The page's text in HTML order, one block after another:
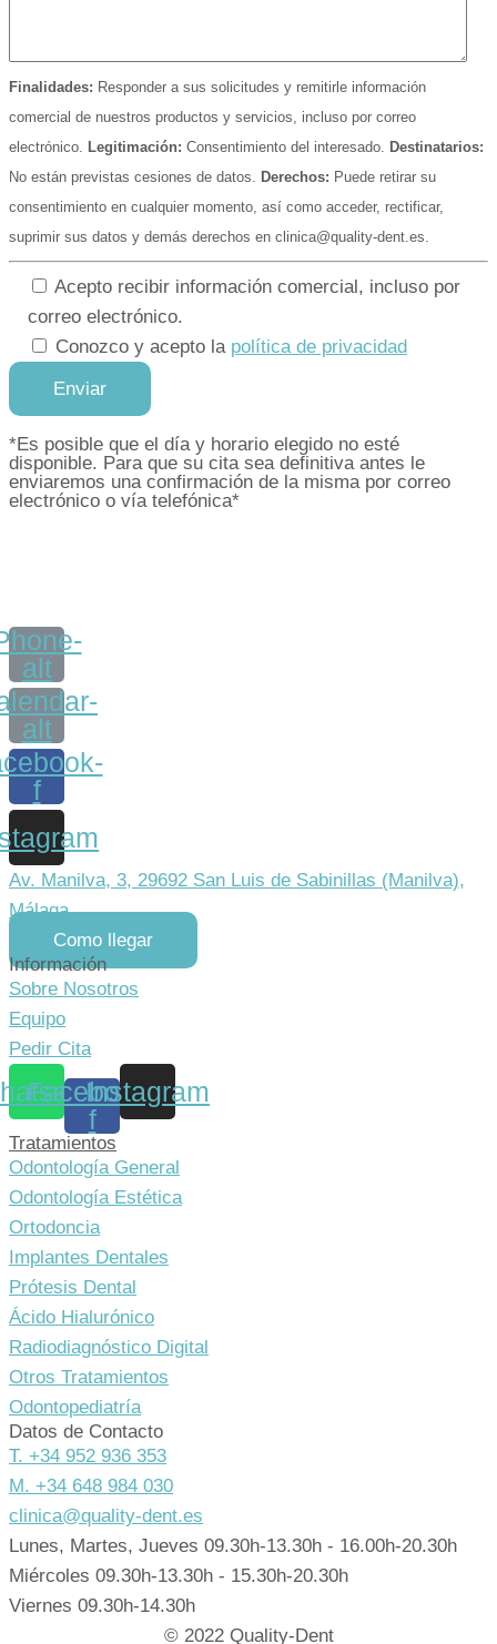
Finalidades: Responder a sus solicitudes y remitirle información
comercial de nuestros productos y servicios, incluso por correo
electrónico. Legitimación: Consentimiento del interesado. Destinatarios:
No están previstas cesiones de datos. Derechos: Puede retirar su
consentimiento en cualquier momento, así como acceder, rectificar,
suprimir sus datos y demás derechos en clinica@quality-dent.es.
Acepto recibir información comercial, incluso por
correo electrónico.
Conozco y acepto la política de privacidad
*Es posible que el día y horario elegido no esté
disponible. Para que su cita sea definitiva antes le
enviaremos una confirmación de la misma por correo
electrónico o vía telefónica*
alt
alt
f
Av. Manilva, 3, 29692 San Luis de Sabinillas (Manilva),
Málaga
Como llegar
Información
Sobre Nosotros
Equipo
Pedir Cita
Facebook-
f
Instagram
Tratamientos
Odontología General
Odontología Estética
Ortodoncia
Implantes Dentales
Prótesis Dental
Ácido Hialurónico
Radiodiagnóstico Digital
Otros Tratamientos
Odontopediatría
Datos de Contacto
T. +34 952 936 353
M. +34 648 984 030
clinica@quality-dent.es
Lunes, Martes, Jueves 09.30h-13.30h - 16.00h-20.30h
Miércoles 09.30h-13.30h - 15.30h-20.30h
Viernes 09.30h-14.30h
© 2022 Quality-Dent